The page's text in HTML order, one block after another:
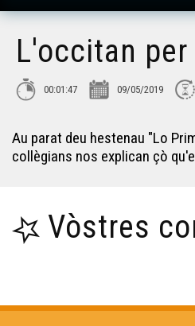
Carnaval Pelagrua
Lo bastit landés
Obludam pas - Institut
L'òc per jo - Lo
L'occitan
00:01:47 09/05/2019
Au parat deu hestenau "Lo
collègians nos explican çò
Vòstres